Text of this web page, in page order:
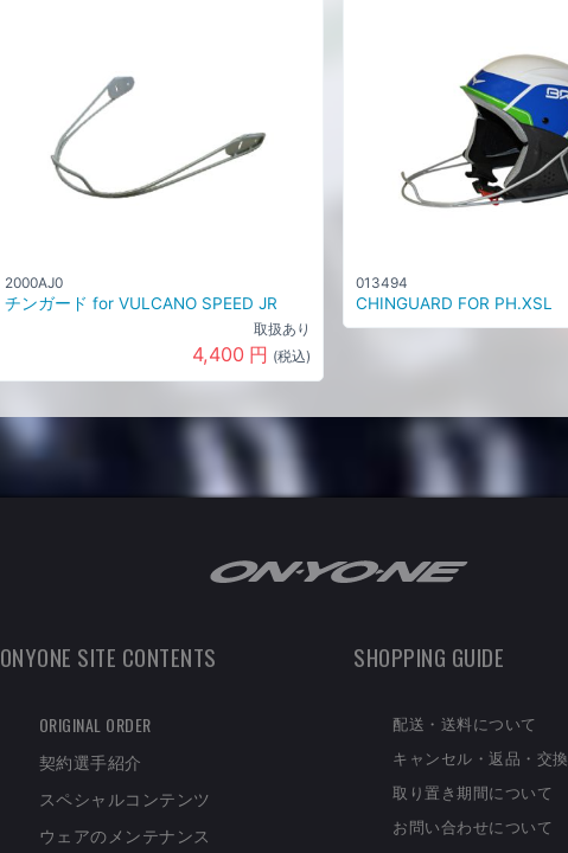
2000AJ0
チンガード for VULCANO SPEED JR
取扱あり
4,400 円 (税込)
013494
CHINGUARD FOR PH.XSL
ONYONE SITE CONTENTS
ORIGINAL ORDER
契約選手紹介
スペシャルコンテンツ
ウェアのメンテナンス
SHOPPING GUIDE
配送・送料について
キャンセル・返品・交換
取り置き期間について
お問い合わせについて